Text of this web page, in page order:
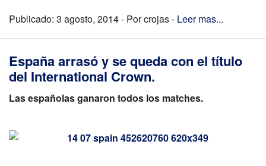
Publicado: 3 agosto, 2014 - Por crojas - Leer mas...
España arrasó y se queda con el título
del International Crown.
Las españolas ganaron todos los matches.